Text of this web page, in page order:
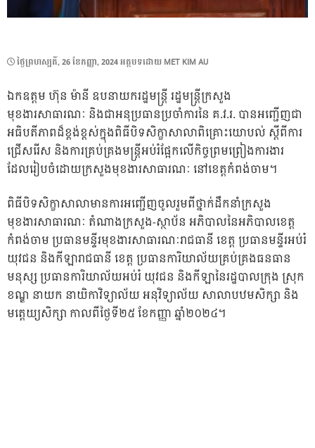
POSTED
ថ្ងៃ​ព្រហស្បតិ៍, 26 ខែ​កញ្ញា, 2024អត្ថបទដោយ MET KIM AU
ឯកឧត្តម ហ៊ុន ម៉ានី ឧបនាយករដ្ឋមន្ត្រី រដ្ឋមន្ត្រីក្រសួង
មុខងារសាធារណៈ និងជាអនុប្រធានប្រចាំការនៃ គ.វ.រ. បានអញ្ជើញជា
អធិបតីភាពដ៏ខ្ពង់ខ្ពស់ក្នុងពិធីបិទសិក្ខាសាលាពិគ្រោះយោបល់ ស្តីពីការ
ជ្រើសរើស និងការគ្រប់គ្រងមន្ត្រីអប់រំផ្អែកលើកិច្ចព្រមព្រៀងការងារ
ដែលរៀបចំដោយក្រសួងមុខងារសាធារណៈ នៅខេត្តកំពង់ចាម។
ពិធីបិទសិក្ខាសាលាមានការអញ្ជើញចូលរួមពីថ្នាក់ដឹកនាំក្រសួង
មុខងារសាធារណៈ តំណាងក្រសួង-ស្ថាប័ន អភិបាលនៃអភិបាលខេត្ត
កំពង់ចាម ប្រធានមន្ទីរមុខងារសាធារណៈរាជធានី ខេត្ត ប្រធានមន្ទីរអប់រំ
យុវជន និងកីឡារាជធានី ខេត្ត ប្រធានការិយាល័យគ្រប់គ្រងធនធាន
មនុស្ស ប្រធានការិយាល័យអប់រំ យុវជន និងកីឡានៃរដ្ឋបាលក្រុង ស្រុក
ខណ្ឌ នាយក នាយិកាវិទ្យាល័យ អនុវិទ្យាល័យ សាលាបឋមសិក្សា និង
មត្តេយ្យសិក្សា កាលពីថ្ងៃទី២៥ ខែកញ្ញា ឆ្នាំ២០២៤។